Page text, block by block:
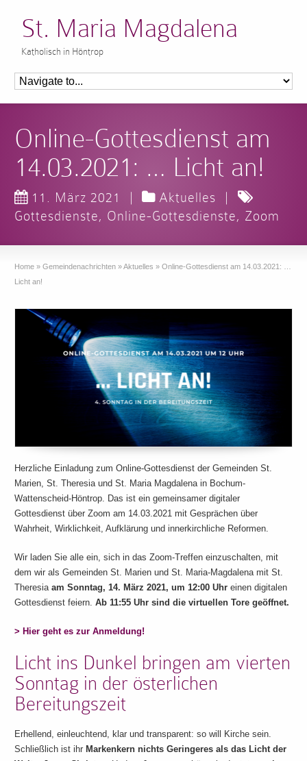
St. Maria Magdalena
Katholisch in Höntrop
Online-Gottesdienst am
14.03.2021: … Licht an!
11. März 2021 | Aktuelles
|
Gottesdienste, Online-Gottesdienste, Zoom
Home » Gemeindenachrichten »Aktuelles » Online-Gottesdienst am 14.03.2021: …
Licht an!
Herzliche Einladung zum Online-Gottesdienst der Gemeinden St.
Marien, St. Theresia und St. Maria Magdalena in Bochum-
Wattenscheid-Höntrop. Das ist ein gemeinsamer digitaler
Gottesdienst über Zoom am 14.03.2021 mit Gesprächen über
Wahrheit, Wirklichkeit, Aufklärung und innerkirchliche Reformen.
Wir laden Sie alle ein, sich in das Zoom-Treffen einzuschalten, mit
dem wir als Gemeinden St. Marien und St. Maria-Magdalena mit St.
Theresiaam Sonntag, 14. März 2021, um 12:00 Uhreinen digitalen
Gottesdienst feiern.Ab 11:55 Uhr sind die virtuellen Tore geöffnet.
> Hier geht es zur Anmeldung!
Licht ins Dunkel bringen am vierten
Sonntag in der österlichen
Bereitungszeit
Erhellend, einleuchtend, klar und transparent: so will Kirche sein.
Schließlich ist ihr Markenkern nichts Geringeres als das Licht der